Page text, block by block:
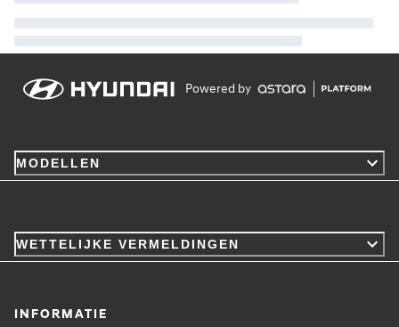
Powered by
MODELLEN
WETTELIJKE VERMELDINGEN
INFORMATIE